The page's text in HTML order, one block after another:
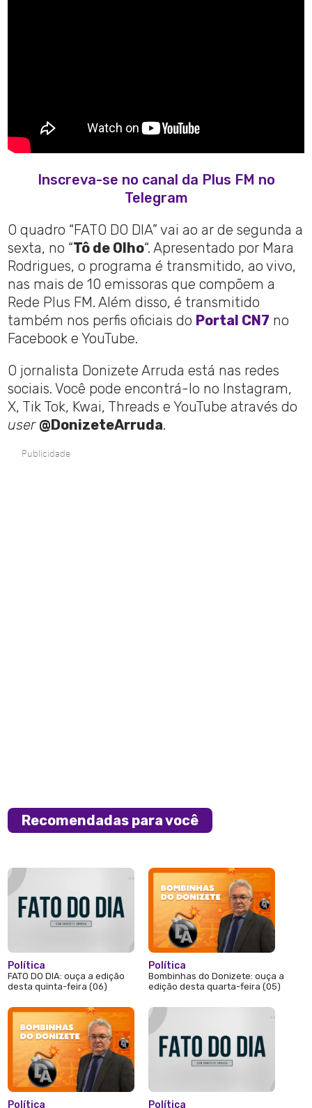
Inscreva-se no canal da Plus FM no
Telegram
O quadro “FATO DO DIA” vai ao ar de segunda a
sexta, no “Tô de Olho“. Apresentado por Mara
Rodrigues, o programa é transmitido, ao vivo,
nas mais de 10 emissoras que compõem a
Rede Plus FM. Além disso, é transmitido
também nos perfis oficiais do Portal CN7 no
Facebook e YouTube.
O jornalista Donizete Arruda está nas redes
sociais. Você pode encontrá-lo no Instagram,
X, Tik Tok, Kwai, Threads e YouTube através do
user @DonizeteArruda.
Publicidade
Recomendadas para você
Política
FATO DO DIA: ouça a edição
desta quinta-feira (06)
Política
Política
Bombinhas do Donizete: ouça a
edição desta quarta-feira (05)
Política